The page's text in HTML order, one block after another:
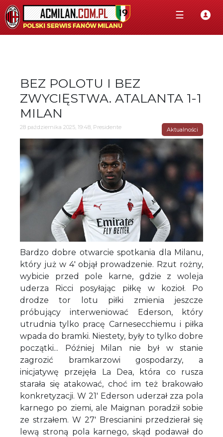
☰
BEZ POLOTU I BEZ
ZWYCIĘSTWA. ATALANTA 1-1
MILAN
28 października 2025, 19:48, Presidente Aktualności
Bardzo dobre otwarcie spotkania dla Milanu,
który już w 4' objął prowadzenie. Rzut rożny,
wybicie przed pole karne, gdzie z woleja
uderza Ricci posyłając piłkę w kozioł. Po
drodze tor lotu piłki zmienia jeszcze
próbujący interweniować Ederson, który
utrudnia tylko pracę Carnesecchiemu i piłka
wpada do bramki. Niestety, były to tylko dobre
początki... Później Milan nie był w stanie
zagrozić bramkarzowi gospodarzy, a
inicjatywę przejęła La Dea, która co rusza
starała się atakować, choć im też brakowało
konkretyzacji. W 21' Ederson uderzał zza pola
karnego po ziemi, ale Maignan poradził sobie
ze strzałem. W 27' Brescianini przedzierał się
lewą stroną pola karnego, skąd podawał do